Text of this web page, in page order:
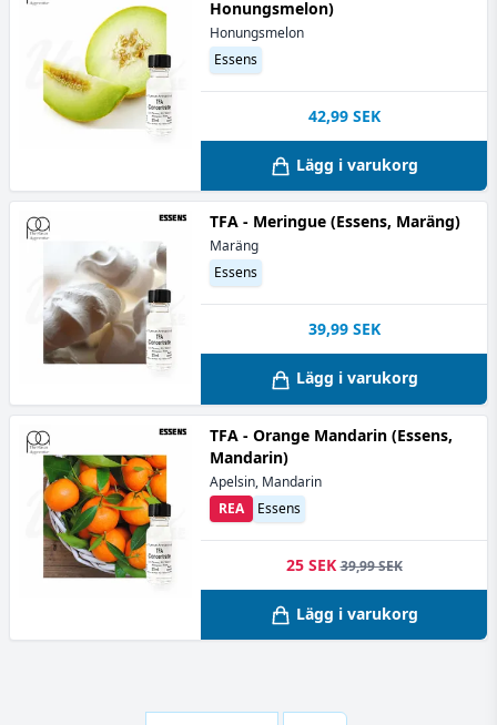
Honungsmelon)
Honungsmelon
Essens
42,99 SEK
Lägg i varukorg
TFA - Meringue (Essens, Maräng)
Maräng
Essens
39,99 SEK
Lägg i varukorg
TFA - Orange Mandarin (Essens,
Mandarin)
Apelsin, Mandarin
Essens
REA
25 SEK 39,99 SEK
Lägg i varukorg